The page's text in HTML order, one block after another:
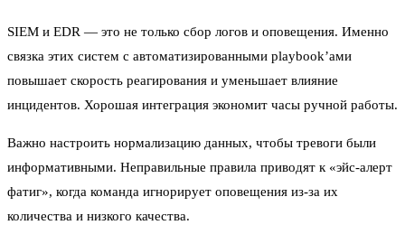
SIEM и EDR — это не только сбор логов и оповещения. Именно
связка этих систем с автоматизированными playbook’ами
повышает скорость реагирования и уменьшает влияние
инцидентов. Хорошая интеграция экономит часы ручной работы.
Важно настроить нормализацию данных, чтобы тревоги были
информативными. Неправильные правила приводят к «эйс-алерт
фатиг», когда команда игнорирует оповещения из‑за их
количества и низкого качества.